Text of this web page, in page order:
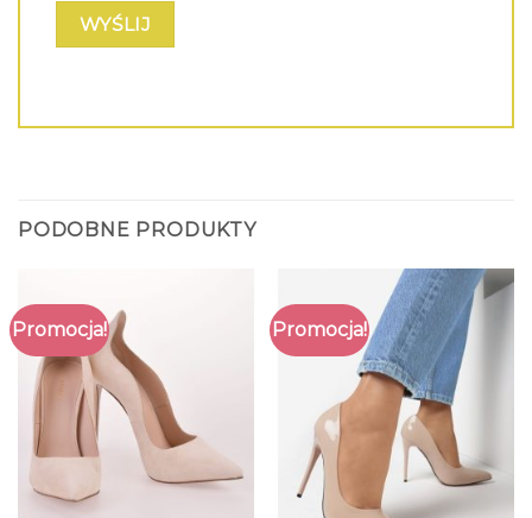
PODOBNE PRODUKTY
Promocja! Promocja!